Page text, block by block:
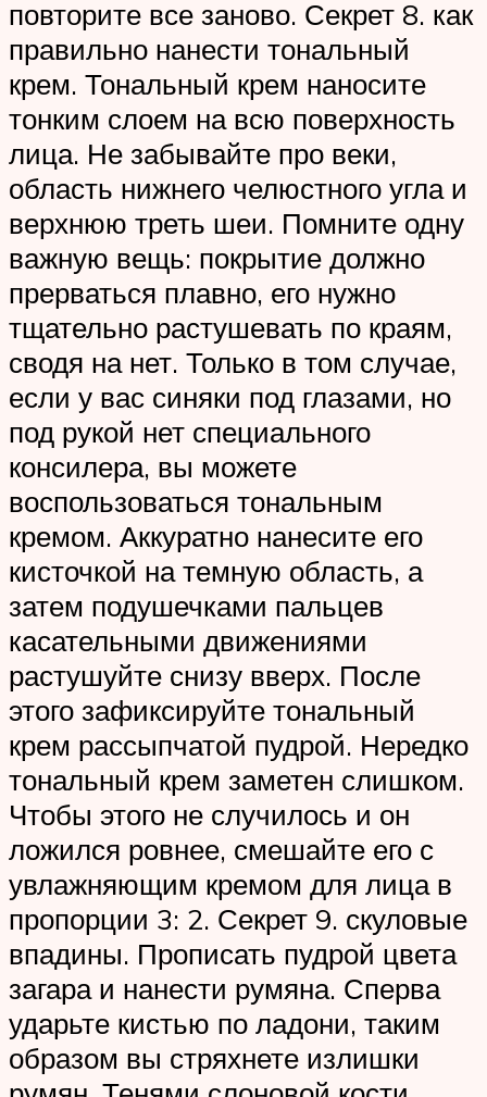
повторите все заново. Секрет 8. как
правильно нанести тональный
крем. Тональный крем наносите
тонким слоем на всю поверхность
лица. Не забывайте про веки,
область нижнего челюстного угла и
верхнюю треть шеи. Помните одну
важную вещь: покрытие должно
прерваться плавно, его нужно
тщательно растушевать по краям,
сводя на нет. Только в том случае,
если у вас синяки под глазами, но
под рукой нет специального
консилера, вы можете
воспользоваться тональным
кремом. Аккуратно нанесите его
кисточкой на темную область, а
затем подушечками пальцев
касательными движениями
растушуйте снизу вверх. После
этого зафиксируйте тональный
крем рассыпчатой пудрой. Нередко
тональный крем заметен слишком.
Чтобы этого не случилось и он
ложился ровнее, смешайте его с
увлажняющим кремом для лица в
пропорции 3: 2. Секрет 9. скуловые
впадины. Прописать пудрой цвета
загара и нанести румяна. Сперва
ударьте кистью по ладони, таким
образом вы стряхнете излишки